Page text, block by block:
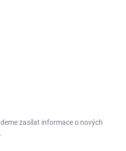
zasílat informace o nových